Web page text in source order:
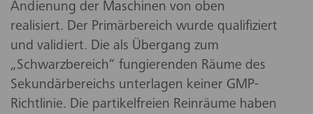
Andienung der Maschinen von oben
realisiert. Der Primärbereich wurde qualifiziert
und validiert. Die als Übergang zum
„Schwarzbereich“ fungierenden Räume des
Sekundärbereichs unterlagen keiner GMP-
Richtlinie. Die partikelfreien Reinräume haben